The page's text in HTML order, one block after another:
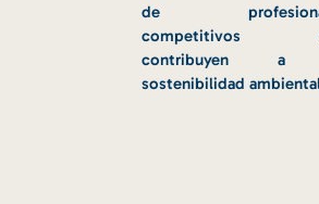
de
competitivos
contribuyen
sostenibilidad